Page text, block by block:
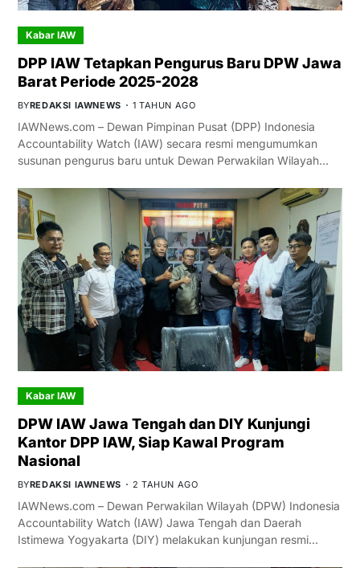
Kabar IAW
DPP IAW Tetapkan Pengurus Baru DPW Jawa
Barat Periode 2025-2028
BYREDAKSI IAWNEWS 1 TAHUN AGO
IAWNews.com – Dewan Pimpinan Pusat (DPP) Indonesia
Accountability Watch (IAW) secara resmi mengumumkan
susunan pengurus baru untuk Dewan Perwakilan Wilayah…
Kabar IAW
DPW IAW Jawa Tengah dan DIY Kunjungi
Kantor DPP IAW, Siap Kawal Program
Nasional
BYREDAKSI IAWNEWS 2 TAHUN AGO
IAWNews.com – Dewan Perwakilan Wilayah (DPW) Indonesia
Accountability Watch (IAW) Jawa Tengah dan Daerah
Istimewa Yogyakarta (DIY) melakukan kunjungan resmi…